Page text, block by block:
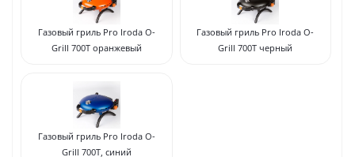
Газовый гриль Pro Iroda O-
Grill 700T оранжевый
Газовый гриль Pro Iroda O-
Grill 700T черный
Газовый гриль Pro Iroda O-
Grill 700T, синий